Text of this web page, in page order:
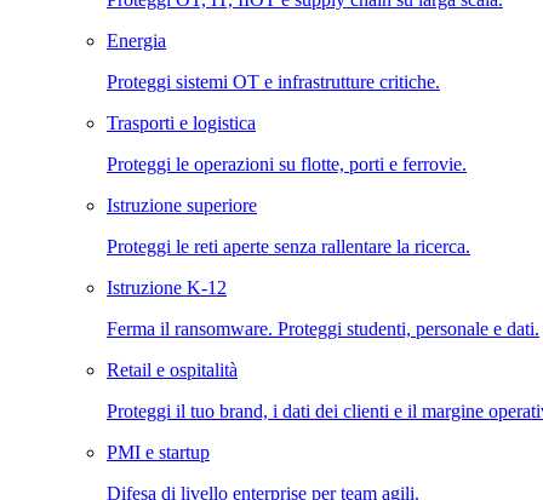
Energia
Proteggi sistemi OT e infrastrutture critiche.
Trasporti e logistica
Proteggi le operazioni su flotte, porti e ferrovie.
Istruzione superiore
Proteggi le reti aperte senza rallentare la ricerca.
Istruzione K-12
Ferma il ransomware. Proteggi studenti, personale e dati.
Retail e ospitalità
Proteggi il tuo brand, i dati dei clienti e il margine
PMI e startup
Difesa di livello enterprise per team agili.